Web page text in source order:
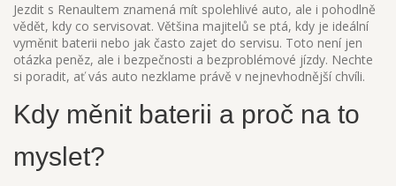
Jezdit s Renaultem znamená mít spolehlivé auto, ale i pohodlně
vědět, kdy co servisovat. Většina majitelů se ptá, kdy je ideální
vyměnit baterii nebo jak často zajet do servisu. Toto není jen
otázka peněz, ale i bezpečnosti a bezproblémové jízdy. Nechte
si poradit, ať vás auto nezklame právě v nejnevhodnější chvíli.
Kdy měnit baterii a proč na to
myslet?